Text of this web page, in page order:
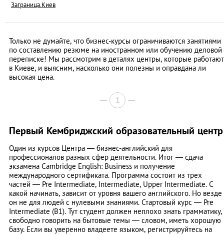
Заграница.Киев
Только не думайте, что бизнес-курсы ограничиваются занятиями
по составлению резюме на иностранном или обучению деловой
переписке! Мы рассмотрим в деталях центры, которые работают
в Киеве, и выясним, насколько они полезны и оправдана ли
высокая цена.
1
Первый Кембриджский образовательный центр
Один из курсов Центра — бизнес-английский для
профессионалов разных сфер деятельности. Итог — сдача
экзамена Cambridge English: Business и получение
международного сертификата. Программа состоит из трех
частей — Pre Intermediate, Intermediate, Upper Intermediate. С
какой начинать, зависит от уровня вашего английского. Но везде
он не для людей с нулевыми знаниями. Стартовый курс — Pre
Intermеdiate (B1). Тут студент должен неплохо знать грамматику,
свободно говорить на бытовые темы — словом, иметь хорошую
базу. Если вы уверенно владеете языком, регистрируйтесь на